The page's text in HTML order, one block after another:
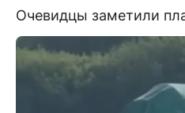
Очевидцы заметили